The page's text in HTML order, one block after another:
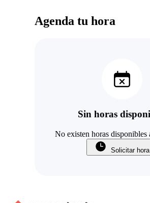
Agenda tu hora
Sin horas
No existen horas disponibles
Solicitar hora